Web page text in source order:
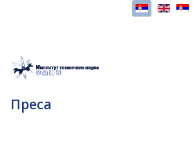
Изаберите
Преса